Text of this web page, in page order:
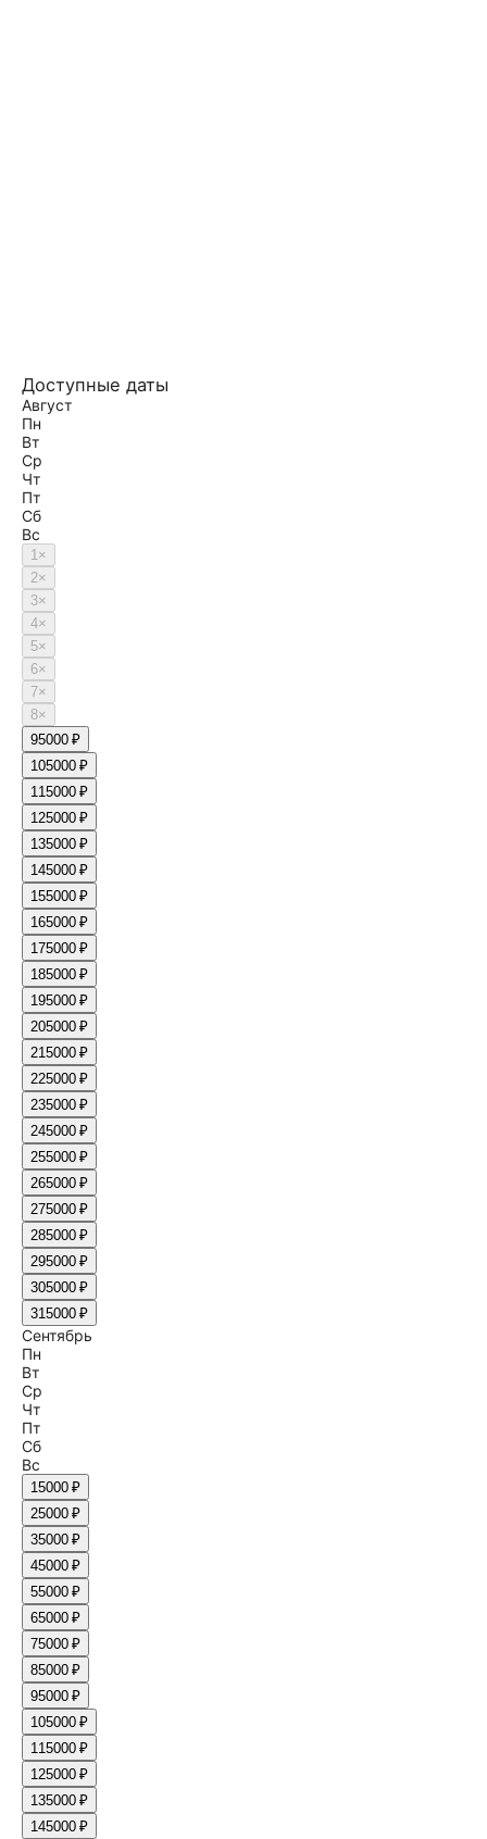
Доступные даты
Август
Пн
Вт
Ср
Чт
Пт
Сб
Вс
1×
2×
3×
4×
5×
6×
7×
8×
95000 ₽
105000 ₽
115000 ₽
125000 ₽
135000 ₽
145000 ₽
155000 ₽
165000 ₽
175000 ₽
185000 ₽
195000 ₽
205000 ₽
215000 ₽
225000 ₽
235000 ₽
245000 ₽
255000 ₽
265000 ₽
275000 ₽
285000 ₽
295000 ₽
305000 ₽
315000 ₽
Сентябрь
Пн
Вт
Ср
Чт
Пт
Сб
Вс
15000 ₽
25000 ₽
35000 ₽
45000 ₽
55000 ₽
65000 ₽
75000 ₽
85000 ₽
95000 ₽
105000 ₽
115000 ₽
125000 ₽
135000 ₽
145000 ₽